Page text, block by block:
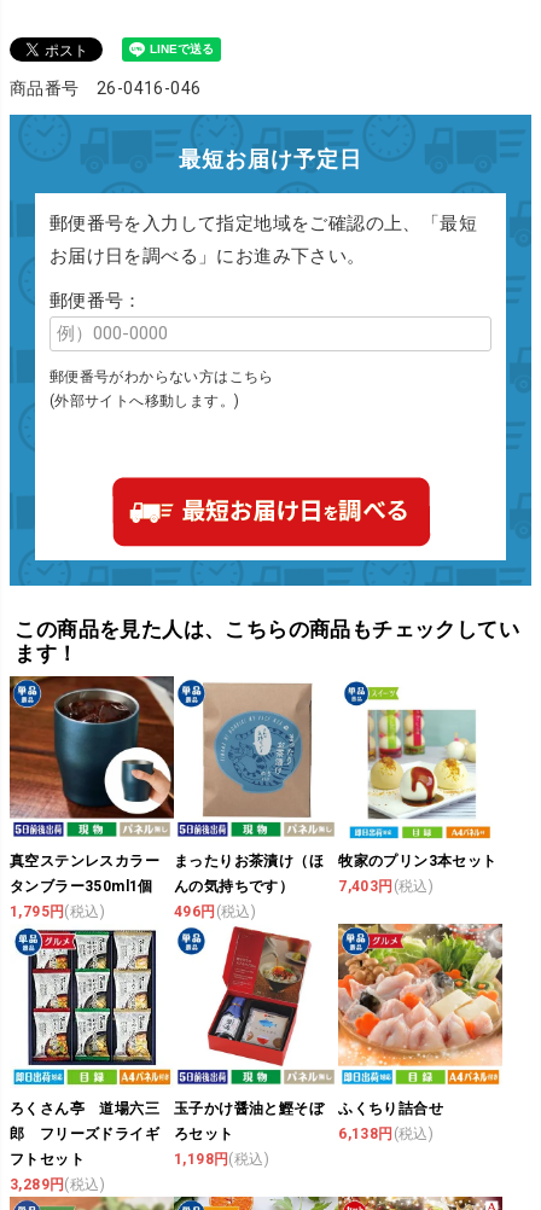
商品番号 26-0416-046
最短お届け予定日
郵便番号を入力して指定地域をご確認の上、「最短
お届け日を調べる」にお進み下さい。
郵便番号：
郵便番号がわからない方はこちら
(外部サイトへ移動します。)
この商品を見た人は、こちらの商品もチェックしてい
ます！
真空ステンレスカラー
タンブラー350ml1個
1,795円 (税込)
まったりお茶漬け（ほ
んの気持ちです）
496円 (税込)
牧家のプリン3本セット
7,403円 (税込)
ろくさん亭 道場六三
郎 フリーズドライギ
フトセット
3,289円 (税込)
玉子かけ醤油と鰹そぼ
ろセット
1,198円 (税込)
ふくちり詰合せ
6,138円 (税込)